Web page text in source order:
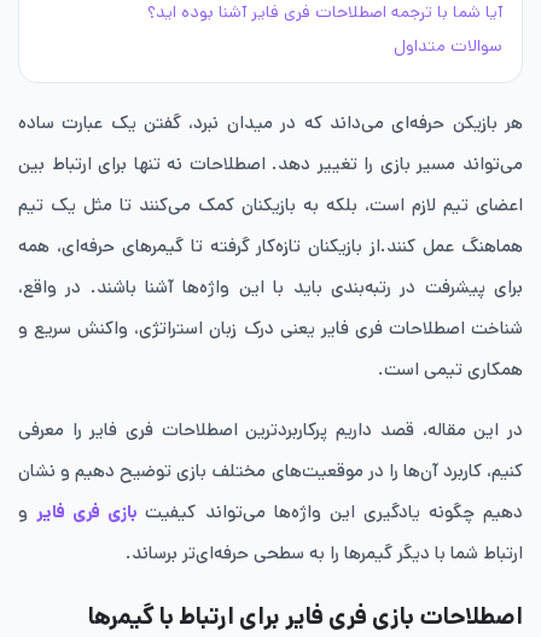
آیا شما با ترجمه اصطلاحات فری فایر آشنا بوده اید؟
سوالات متداول
هر بازیکن حرفه‌ای می‌داند که در میدان نبرد، گفتن یک عبارت ساده
می‌تواند مسیر بازی را تغییر دهد. اصطلاحات نه تنها برای ارتباط بین
اعضای تیم لازم است، بلکه به بازیکنان کمک می‌کنند تا مثل یک تیم
هماهنگ عمل کنند.از بازیکنان تازه‌کار گرفته تا گیمرهای حرفه‌ای، همه
برای پیشرفت در رتبه‌بندی باید با این واژه‌ها آشنا باشند. در واقع،
شناخت اصطلاحات فری فایر یعنی درک زبان استراتژی، واکنش سریع و
همکاری تیمی است.
در این مقاله، قصد داریم پرکاربردترین اصطلاحات فری فایر را معرفی
کنیم، کاربرد آن‌ها را در موقعیت‌های مختلف بازی توضیح دهیم و نشان
دهیم چگونه یادگیری این واژه‌ها می‌تواند کیفیتبازی فری فایر و
ارتباط شما با دیگر گیمرها را به سطحی حرفه‌ای‌تر برساند.
اصطلاحات بازی فری فایر برای ارتباط با گیمرها